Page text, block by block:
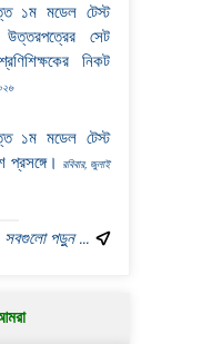
১ম মডেল টেস্ট
সেট
নিকট
১ম মডেল টেস্ট
রবিবার, জুলাই
সবগুলো পড়ুন ...